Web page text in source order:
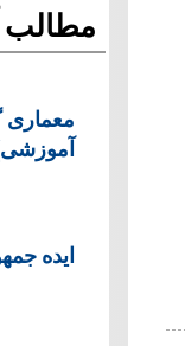
معماری
ایده